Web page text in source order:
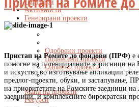
Партнери
Активности
Генерирани проекти
Одобрени проекти
Поднесени проекти
Одбиени проекти
Мапа на проекти
Ресурси
Пристап на Ромите до фондови (ПРФ) е
помогне на потенцијалните корисници
и искуство во изготвување апликации
предлог-проекти, обуки, и застапување,
на приоритетите на Ромските заедници на
заедници, и комплексните бирократски